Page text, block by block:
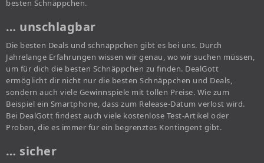
besten Schnäppchen.
… unschlagbar
Die besten Deals und schnäppchen gibt es bei uns. Durch
Jahrelange Erfahrungen wissen wir genau, wo wir suchen müssen,
um für dich die besten Schnäppchen zu finden. DealGott
ermöglicht dir nicht nur die besten Schnäppchen und Deals,
sondern auch viele Gewinnspiele mit tollen Preise. Wie zum
Beispiel ein Smartphone, dass zum Release-Datum verlost wird.
Bei DealGott findest auch viele kostenlose Test-Artikel oder
Proben, die es immer für ein begrenztes Kontingent gibt.
… sicher